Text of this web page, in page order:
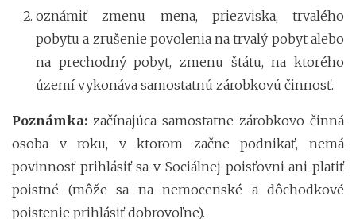
oznámiť zmenu mena, priezviska, trvalého
pobytu a zrušenie povolenia na trvalý pobyt alebo
na prechodný pobyt, zmenu štátu, na ktorého
území vykonáva samostatnú zárobkovú činnosť.
Poznámka: začínajúca samostatne zárobkovo činná
osoba v roku, v ktorom začne podnikať, nemá
povinnosť prihlásiť sa v Sociálnej poisťovni ani platiť
poistné (môže sa na nemocenské a dôchodkové
poistenie prihlásiť dobrovoľne).